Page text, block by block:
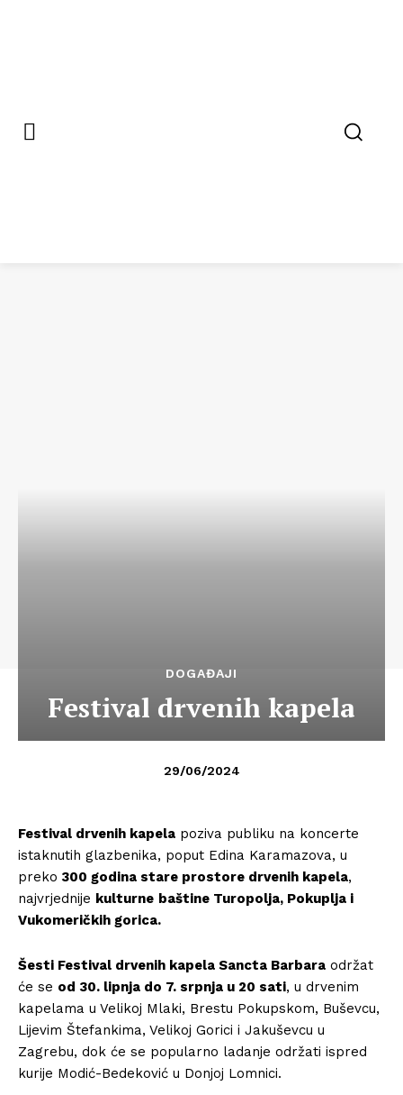
DOGAĐAJI
Festival drvenih kapela
29/06/2024
Festival drvenih kapela poziva publiku na koncerte
istaknutih glazbenika, poput Edina Karamazova, u
preko 300 godina stare prostore drvenih kapela,
najvrjednije kulturne baštine Turopolja, Pokuplja i
Vukomeričkih gorica.
Šesti Festival drvenih kapela Sancta Barbara održat
će se od 30. lipnja do 7. srpnja u 20 sati, u drvenim
kapelama u Velikoj Mlaki, Brestu Pokupskom, Buševcu,
Lijevim Štefankima, Velikoj Gorici i Jakuševcu u
Zagrebu, dok će se popularno ladanje održati ispred
kurije Modić-Bedeković u Donjoj Lomnici.